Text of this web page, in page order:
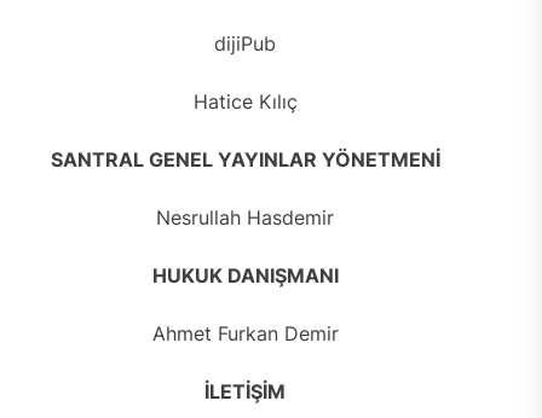
dijiPub
Hatice Kılıç
SANTRAL GENEL YAYINLAR YÖNETMENİ
Nesrullah Hasdemir
HUKUK DANIŞMANI
Ahmet Furkan Demir
İLETİŞİM